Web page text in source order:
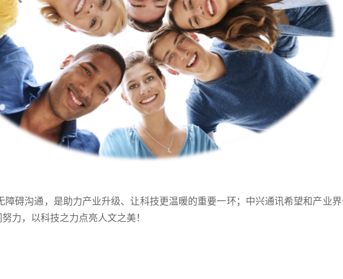
障碍沟通，是助力产业升级、让科技更温暖的重要一环；中兴通讯希望和产业
力，以科技之力点亮人文之美！